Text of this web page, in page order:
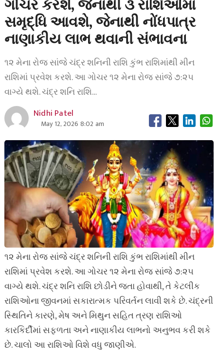
ગોચર કરશે, જેનાથી ૩ રાશિઓમાં
સમૃદ્ધિ આવશે, જેનાથી નોંધપાત્ર
નાણાકીય લાભ થવાની સંભાવના
૧૨ મેના રોજ સાંજે ચંદ્ર શનિની રાશિ કુંભ રાશિમાંથી મીન
રાશિમાં પ્રવેશ કરશે. આ ગોચર ૧૨ મેના રોજ સાંજે ૭:૨૫
વાગ્યે થશે. ચંદ્ર શનિ રાશિ…
Nidhi Patel
May 12, 2026 8:02 am
૧૨ મેના રોજ સાંજે ચંદ્ર શનિની રાશિ કુંભ રાશિમાંથી મીન
રાશિમાં પ્રવેશ કરશે. આ ગોચર ૧૨ મેના રોજ સાંજે ૭:૨૫
વાગ્યે થશે. ચંદ્ર શનિ રાશિ છોડીને જતા હોવાથી, તે કેટલીક
રાશિઓના જીવનમાં સકારાત્મક પરિવર્તન લાવી શકે છે. ચંદ્રની
સ્થિતિને કારણે, મેષ અને મિથુન સહિત ત્રણ રાશિઓ
કારકિર્દીમાં સફળતા અને નાણાકીય લાભનો અનુભવ કરી શકે
છે. ચાલો આ રાશિઓ વિશે વધુ જાણીએ.